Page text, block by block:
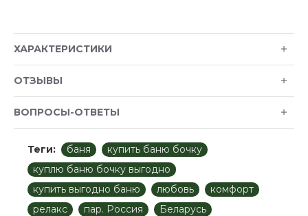
ХАРАКТЕРИСТИКИ
ОТЗЫВЫ
ВОПРОСЫ-ОТВЕТЫ
Теги: баня
купить баню бочку
куплю баню бочку выгодно
купить выгодно баню
любовь
комфорт
релакс
пар. Россия Беларусь